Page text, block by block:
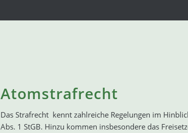
Atomstrafrecht
Das Strafrecht kennt zahlreiche Regelungen im
Abs. 1 StGB. Hinzu kommen insbesondere das